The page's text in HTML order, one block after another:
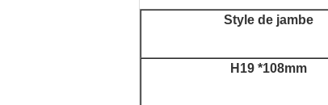
Style de jambe
H19 *108mm